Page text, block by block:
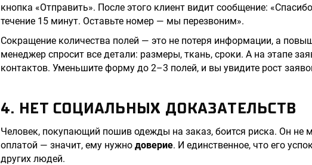
кнопка «Отправить». После этого клиент видит сообщение:
течение 15 минут. Оставьте номер — мы перезвоним».
Сокращение количества полей — это не потеря информации, а
менеджер спросит все детали: размеры, ткань, сроки. А на этапе
контактов. Уменьшите форму до 2–3 полей, и вы увидите рост
4. НЕТ СОЦИАЛЬНЫХ ДОКАЗАТЕЛЬСТВ
Человек, покупающий пошив одежды на заказ, боится риска. Он не
оплатой — значит, ему нужно доверие. И единственное, что его
других людей.